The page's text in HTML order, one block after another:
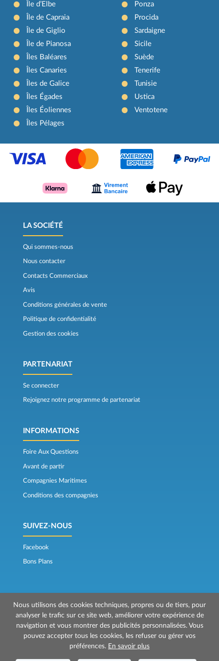
Île d’Elbe
Île de Capraia
Île de Giglio
Île de Pianosa
Îles Baléares
Îles Canaries
Îles de Galice
Îles Égades
Îles Éoliennes
Îles Pélages
Ponza
Procida
Sardaigne
Sicile
Suède
Tenerife
Tunisie
Ustica
Ventotene
LA SOCIÉTÉ
Qui sommes-nous
Nous contacter
Contacts Commerciaux
Avis
Conditions générales de vente
Politique de confidentialité
Gestion des cookies
PARTENARIAT
Se connecter
Rejoignez notre programme de partenariat
INFORMATIONS
Foire Aux Questions
Avant de partir
Compagnies Maritimes
Conditions des compagnies
SUIVEZ-NOUS
Facebook
Bons Plans
© 2026 Mr Ferry est géré par Prenotazioni24 s.r.l.
Siège social: Via Bonistallo, 50b - 50053 Empoli (FI)
Siège Opérationnel: Via Casa del Duca, 1 - 57037 Portoferraio (LI)
Nous utilisons des cookies techniques, propres ou de tiers, pour
analyser le trafic sur ce site web, améliorer votre expérience de
navigation et vous montrer des publicités personnalisées. Vous
pouvez accepter tous les cookies, les refuser ou gérer vos
préférences. En savoir plus